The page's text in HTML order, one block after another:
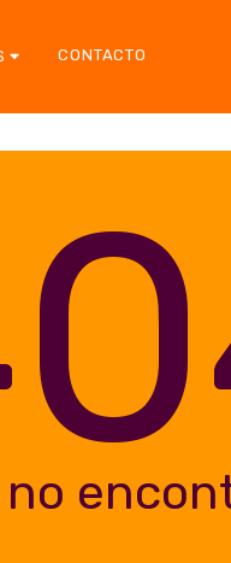
CONTACTO
no